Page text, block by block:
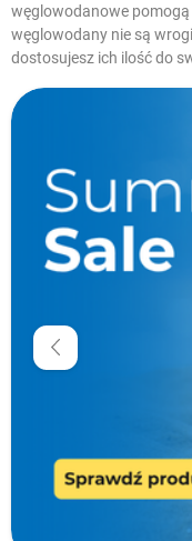
Promocje
Cena
Typ produktu
węglowodanowe pomogą
węglowodany nie są
dostosujesz ich ilość do